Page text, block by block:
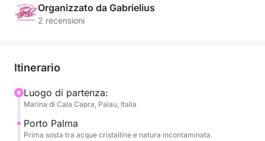
Partendo da Palau, navigherai verso l’isola di
Caprera, famosa per le sue baie selvagge, i fondali
dell’isola, alternando momenti di navigazione
Potrai rilassarti nelle acque turchesi di Porto Palma,
ammirare la bellezza incontaminata di Cala
Brigantina, lasciarti conquistare dai colori caraibici di
Organizzato da Gabrielius
2 recensioni
Itinerario
Luogo di partenza:
Marina di Cala Capra, Palau, Italia
Porto Palma
Prima sosta tra acque cristalline e natura incontaminata.